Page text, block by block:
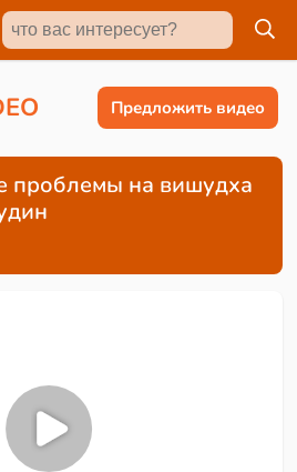
EO Предложить видео
проблемы на вишудха